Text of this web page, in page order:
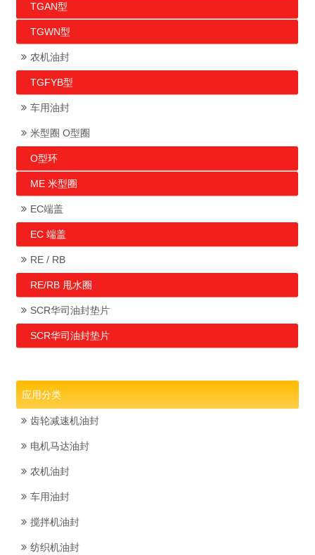
TGAN型
TGWN型
农机油封
TGFYB型
车用油封
米型圈 O型圈
O型环
ME 米型圈
EC端盖
EC 端盖
RE / RB
RE/RB 甩水圈
SCR华司油封垫片
SCR华司油封垫片
应用分类
齿轮减速机油封
电机马达油封
农机油封
车用油封
搅拌机油封
纺织机油封